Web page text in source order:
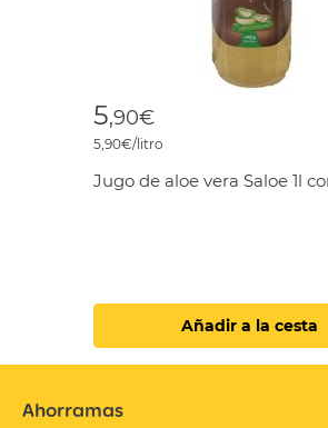
5,90€
5,90€/litro
Jugo de aloe vera Saloe 1l
Añadir a la cesta
Ahorramas